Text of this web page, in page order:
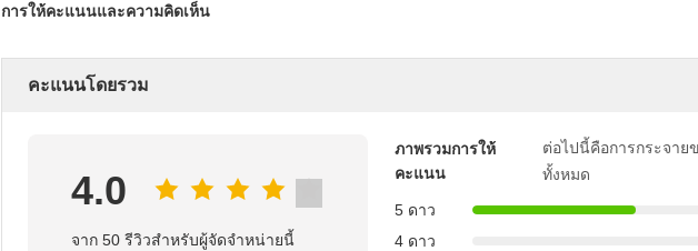
การให้คะแนนและความคิดเห็น
คะแนนโดยรวม
4.0
จาก 50 รีวิวสําหรับผู้จัดจําหน่ายนี้
ภาพรวมการให้
คะแนน
ต่อไปนี้คือการกระจาย
ทั้งหมด
5 ดาว
4 ดาว